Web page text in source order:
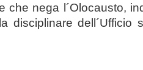
che nega l´Olocausto,
disciplinare dell´Ufficio